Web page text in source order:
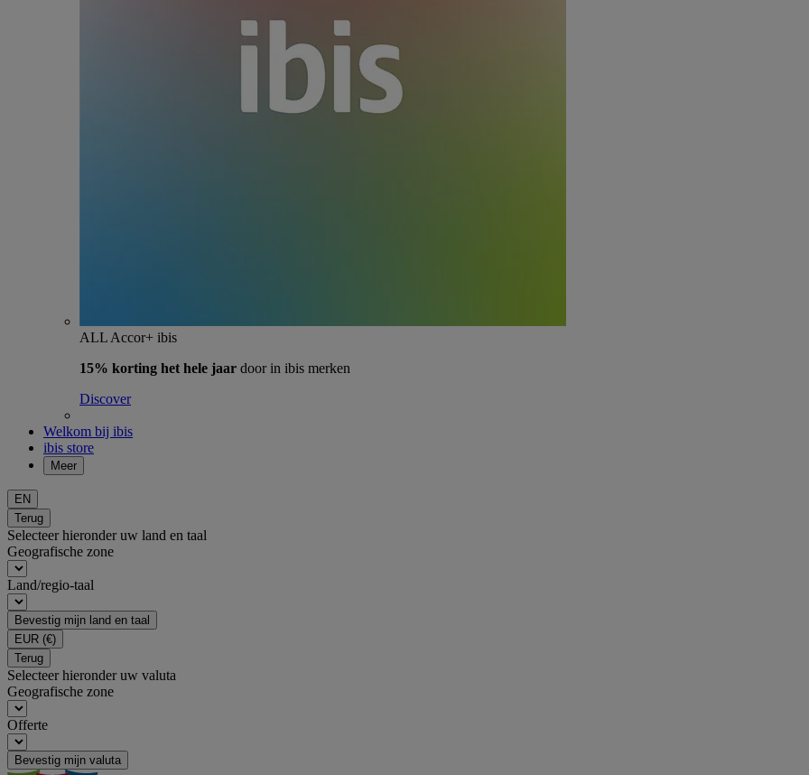
ALL Accor+ ibis
15% korting het hele jaar door in ibis merken
Discover
Welkom bij ibis
ibis store
Meer
EN
Terug
Selecteer hieronder uw land en taal
Geografische zone
Land/regio-taal
Bevestig mijn land en taal
EUR (€)
Terug
Selecteer hieronder uw valuta
Geografische zone
Offerte
Bevestig mijn valuta